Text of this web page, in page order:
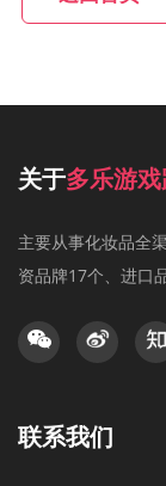
关于多乐游
主要从事化妆品全
资品牌17个、进口
联系我们